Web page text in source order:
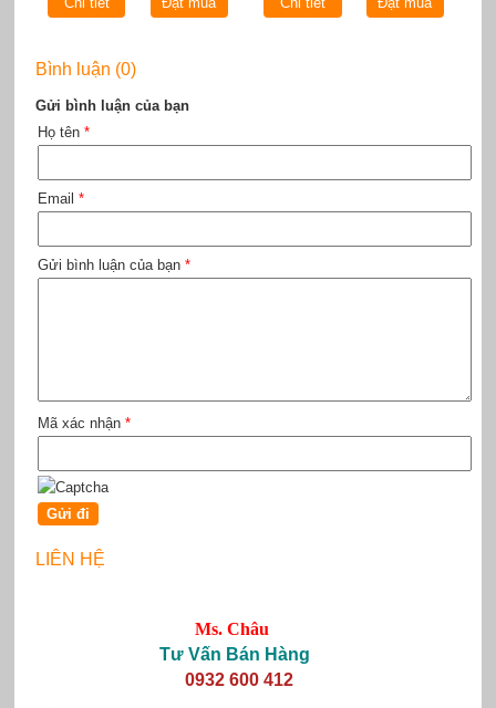
Bình luận (0)
Gửi bình luận của bạn
Họ tên *
Email *
Gửi bình luận của bạn *
Mã xác nhận *
LIÊN HỆ
Ms. Châu
Tư Vấn Bán Hàng
0932 600 412